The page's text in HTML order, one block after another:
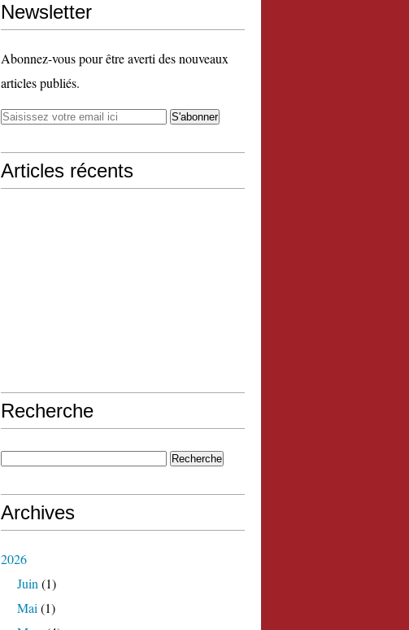
Newsletter
Abonnez-vous pour être averti des nouveaux
articles publiés.
Articles récents
Recherche
Archives
2026
Juin (1)
Mai (1)